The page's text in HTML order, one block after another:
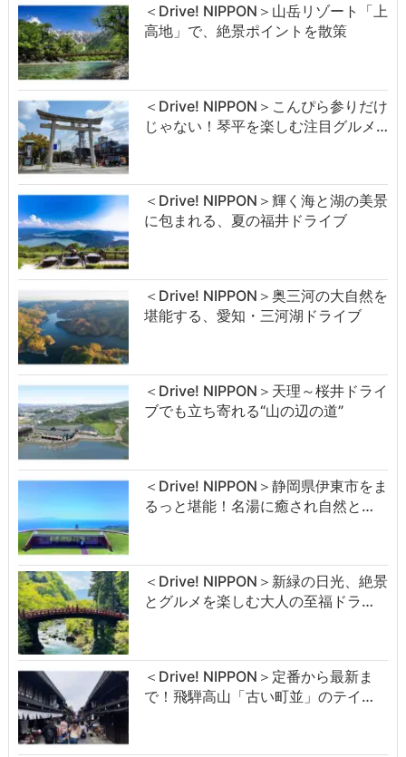
＜Drive! NIPPON＞山岳リゾート「上
高地」で、絶景ポイントを散策
＜Drive! NIPPON＞こんぴら参りだけ
じゃない！琴平を楽しむ注目グルメ…
＜Drive! NIPPON＞輝く海と湖の美景
に包まれる、夏の福井ドライブ
＜Drive! NIPPON＞奥三河の大自然を
堪能する、愛知・三河湖ドライブ
＜Drive! NIPPON＞天理～桜井ドライ
ブでも立ち寄れる“山の辺の道”
＜Drive! NIPPON＞静岡県伊東市をま
るっと堪能！名湯に癒され自然と…
＜Drive! NIPPON＞新緑の日光、絶景
とグルメを楽しむ大人の至福ドラ…
＜Drive! NIPPON＞定番から最新ま
で！飛騨高山「古い町並」のテイ…